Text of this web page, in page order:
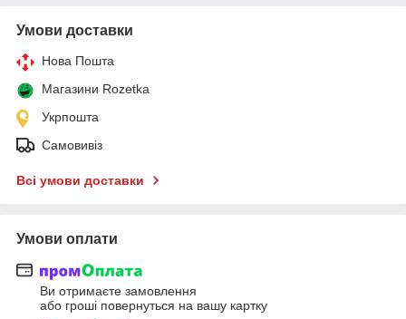
Умови доставки
Нова Пошта
Магазини Rozetka
Укрпошта
Самовивіз
Всі умови доставки
Умови оплати
Ви отримаєте замовлення
або гроші повернуться на вашу картку